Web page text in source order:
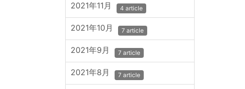
2021年11月 4 article
2021年10月 7 article
2021年9月 7 article
2021年8月 7 article